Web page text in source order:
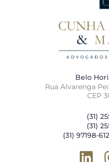
Belo
Rua Alvarenga
CEP
(31)
(31)
(31) 97198-